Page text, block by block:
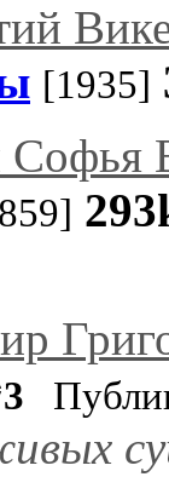
[1935]